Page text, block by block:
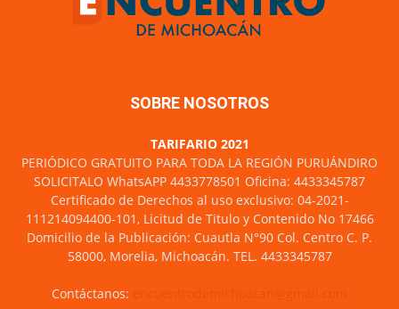
SOBRE NOSOTROS
TARIFARIO 2021
PERIÓDICO GRATUITO PARA TODA LA REGIÓN PURUÁNDIRO
SOLICITALO WhatsAPP 4433778501 Oficina: 4433345787
Certificado de Derechos al uso exclusivo: 04-2021-
111214094400-101, Licitud de Titulo y Contenido No 17466
Domicilio de la Publicación: Cuautla N°90 Col. Centro C. P.
58000, Morelia, Michoacán. TEL. 4433345787
Contáctanos: